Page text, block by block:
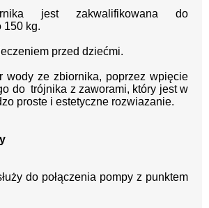
jest zakwalifikowana do
150 kg.
przed dziećmi.
wody ze zbiornika, poprzez wpięcie
do trójnika z zaworami, który jest w
proste i estetyczne rozwiazanie.
do połączenia pompy z punktem